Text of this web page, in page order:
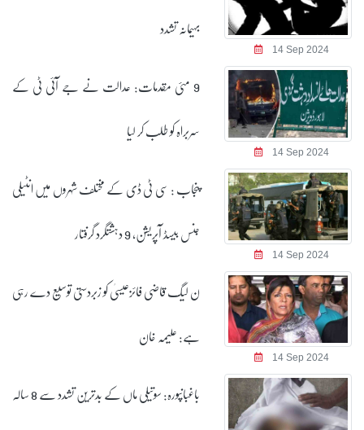
14 Sep 2024
بہیمانہ تشدد
14 Sep 2024
9 مئی مقدمات: عدالت نے جے آئی ٹی کے
سربراہ کو طلب کر لیا
14 Sep 2024
پنجاب : سی ٹی ڈی کے مختلف شہروں میں انٹیلی
جنس بیسڈ آپریشن، 9 دہشتگرد گرفتار
14 Sep 2024
ن لیگ قاضی فائزعیسیٰ کو زبردستی توسیع دے رہی
ہے: علیمہ خان
باغبانپورہ: سوتیلی ماں کے بدترین تشدد سے 8 سالہ